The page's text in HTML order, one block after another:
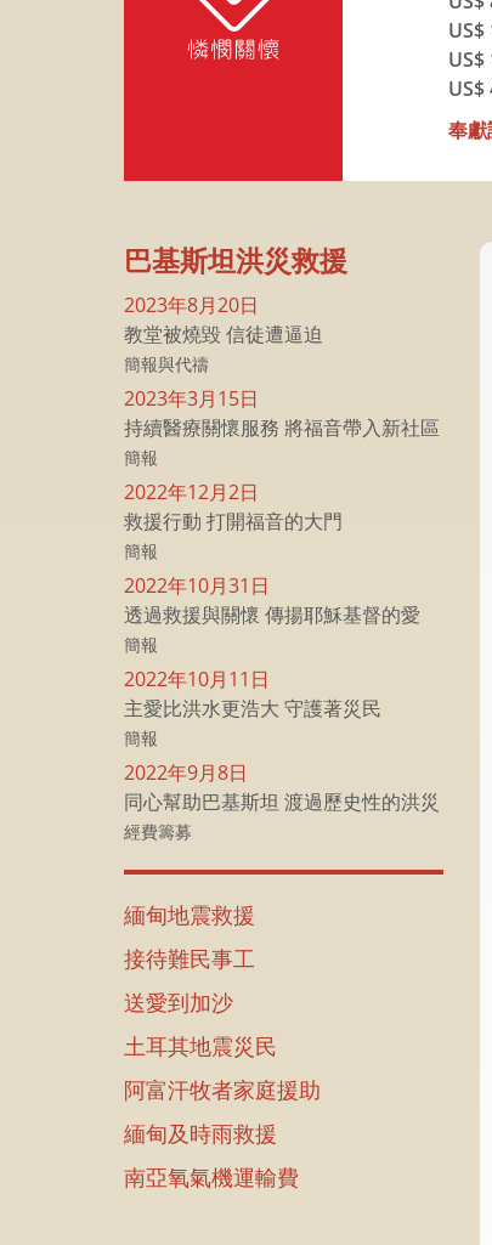
US$
US$
US$
奉獻
巴基斯坦洪災救援
2023年8月20日
教堂被燒毀 信徒遭逼迫
簡報與代禱
2023年3月15日
持續醫療關懷服務 將福音帶入新社區
簡報
2022年12月2日
救援行動 打開福音的大門
簡報
2022年10月31日
透過救援與關懷 傳揚耶穌基督的愛
簡報
2022年10月11日
主愛比洪水更浩大 守護著災民
簡報
2022年9月8日
同心幫助巴基斯坦 渡過歷史性的洪災
經費籌募
緬甸地震救援
接待難民事工
送愛到加沙
土耳其地震災民
阿富汗牧者家庭援助
緬甸及時雨救援
南亞氧氣機運輸費